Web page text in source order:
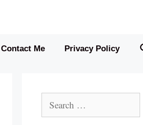
Contact Me Privacy Policy
for: